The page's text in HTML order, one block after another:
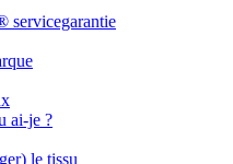
ai-je ?
le tissu